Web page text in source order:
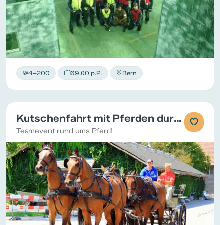
4–200 69.00 p.P. Bern
Kutschenfahrt mit Pferden durch Bern
Teamevent rund ums Pferd!